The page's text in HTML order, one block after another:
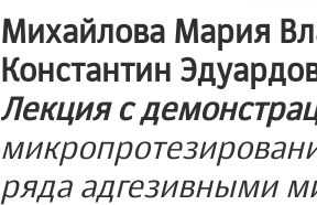
Михайлова Мария
Константин
Лекция с
ряда адгезивными